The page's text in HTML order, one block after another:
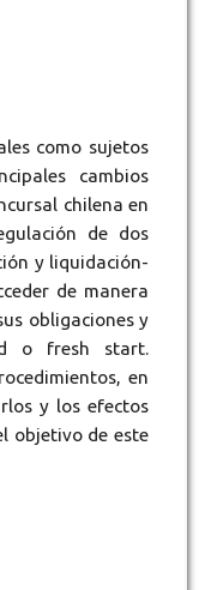
como sujetos
cambios
chilena en
de dos
y liquidación-
de manera
obligaciones y
o fresh start.
en
y los efectos
objetivo de este